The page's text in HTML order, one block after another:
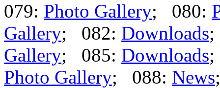
079: Photo Gallery; 080:
Gallery; 082: Downloads
Gallery; 085: Downloads
Photo Gallery; 088: News